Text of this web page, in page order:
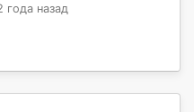
года назад